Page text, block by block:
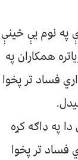
نوم یې ځینې
همکاران په
فساد تر پخوا
په ډاګه کړه
فساد تر پخوا